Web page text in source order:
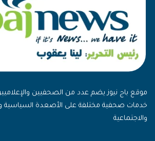
موقع باج نيوز يضم عدد من الصحفيين
خدمات صحفية مختلفة على الأصعدة السياسية
والاجتماعية